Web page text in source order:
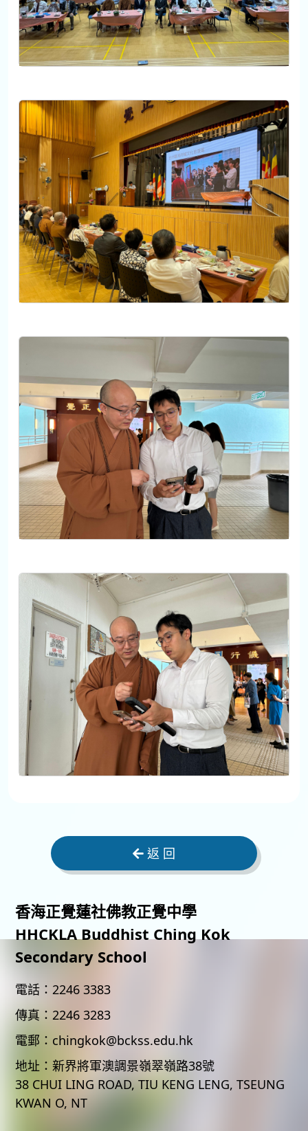
返 回
香海正覺蓮社佛教正覺中學
HHCKLA Buddhist Ching Kok
Secondary School
電話： 2246 3383
傳真： 2246 3283
電郵： chingkok@bckss.edu.hk
地址： 新界將軍澳調景嶺翠嶺路38號
38 CHUI LING ROAD, TIU KENG LENG, TSEUNG
KWAN O, NT